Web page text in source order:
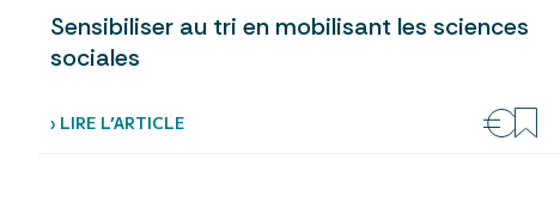
Sensibiliser au tri en mobilisant les sciences
sociales
› LIRE L’ARTICLE